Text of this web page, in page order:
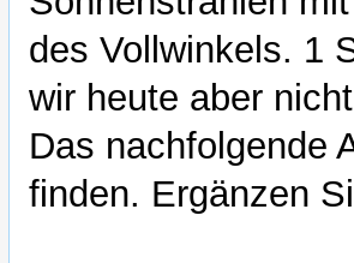
des Vollwinkels. 1
wir heute aber
Das nachfolgende
finden. Ergänzen